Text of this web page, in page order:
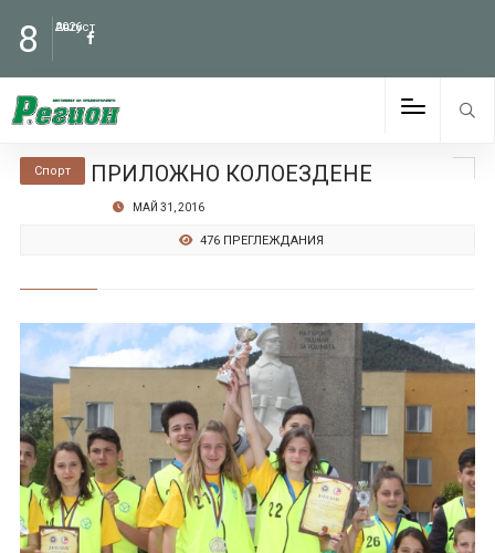
8 Август
2026
Спорт ПРИЛОЖНО КОЛОЕЗДЕНЕ
МАЙ 31, 2016
476 ПРЕГЛЕЖДАНИЯ